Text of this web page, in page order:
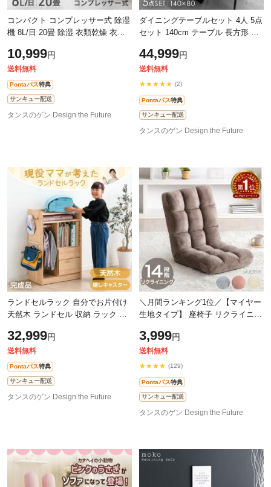
コンパクト コンプレッサー式 除湿
機 8L/日 20畳 除湿 衣類乾燥 衣類
ク 1.7L 除湿器 除湿乾燥機 衣類乾
10,999円
送料無料
Pontaパス特典
サンキュー配送
タンスのゲン Design the Future
ダイニングテーブルセット 4人 5点
セット 140cm テーブル 長方形 ダ
グテーブル ダイニングチェア セッ
ト
44,999円
送料無料
★★★★★ (2)
Pontaパス特典
サンキュー配送
タンスのゲン Design the Future
ランドセルラック 自分でお片付け
天然木 ランドセル 収納 ラック 引
スター プレゼント 入学祝い リビ
32,999円
送料無料
Pontaパス特典
サンキュー配送
タンスのゲン Design the Future
＼月間ランキング1位／【マイヤー
生地タイプ】 座椅子 リクライニン
クライニングチェアー フロア チェ
3,999円
送料無料
★★★★ (129)
Pontaパス特典
サンキュー配送
タンスのゲン Design the Future